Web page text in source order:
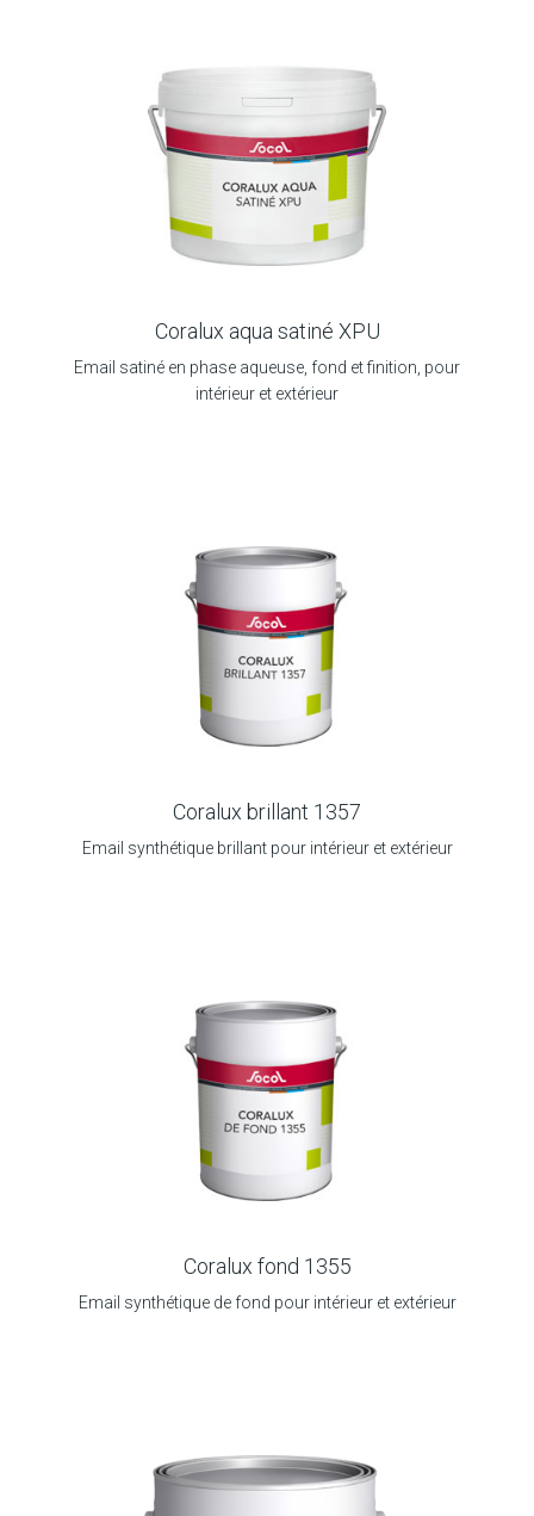
Coralux aqua satiné XPU
Email satiné en phase aqueuse, fond et finition, pour
intérieur et extérieur
Coralux brillant 1357
Email synthétique brillant pour intérieur et extérieur
Coralux fond 1355
Email synthétique de fond pour intérieur et extérieur